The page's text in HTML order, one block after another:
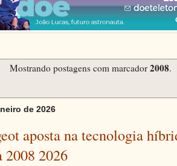
Mostrando postagens com marcador2008.
de 2026
aposta na tecnologia
2008 2026